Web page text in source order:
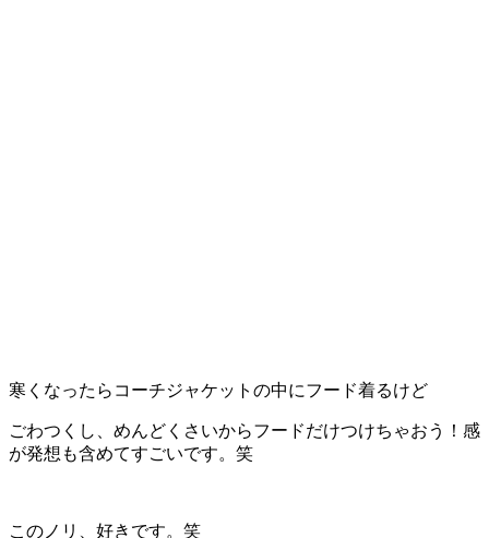
寒くなったらコーチジャケットの中にフード着るけど
ごわつくし、めんどくさいからフードだけつけちゃおう！感
が発想も含めてすごいです。笑
このノリ、好きです。笑